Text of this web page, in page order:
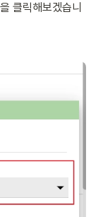
클릭해보겠습니